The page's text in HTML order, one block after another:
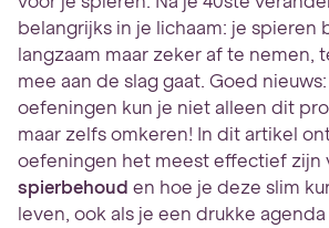
belangrijks in je lichaam: je spieren
langzaam maar zeker af te nemen,
mee aan de slag gaat. Goed
oefeningen kun je niet alleen dit
maar zelfs omkeren! In dit artikel
oefeningen het meest effectief zijn
spierbehoud en hoe je deze slim
leven, ook als je een drukke